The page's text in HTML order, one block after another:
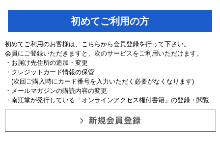
初めてご利用の方
初めてご利用のお客様は、こちらから会員登録を行って下さい。
会員にご登録いただきますと、次のサービスをご利用いただけます。
・お届け先住所の追加・変更
・クレジットカード情報の保管
(次回ご購入時にカード番号を入力いただく必要がなくなります)
・メールマガジンの購読内容の変更
・南江堂が発行している「オンラインアクセス権付書籍」の登録・閲覧